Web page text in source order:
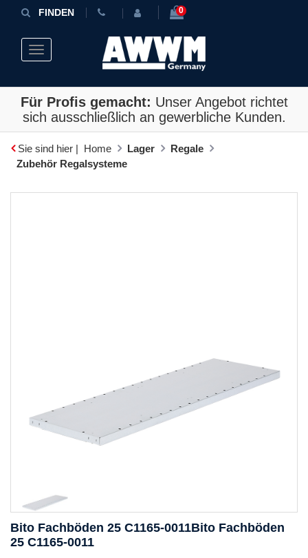
FINDEN 0
Toggle navigation
Für Profis gemacht: Unser Angebot richtet
sich ausschließlich an gewerbliche Kunden.
Sie sind hier | Home Lager
Regale
Zubehör Regalsysteme
Bito Fachböden 25 C1165-0011Bito Fachböden
25 C1165-0011